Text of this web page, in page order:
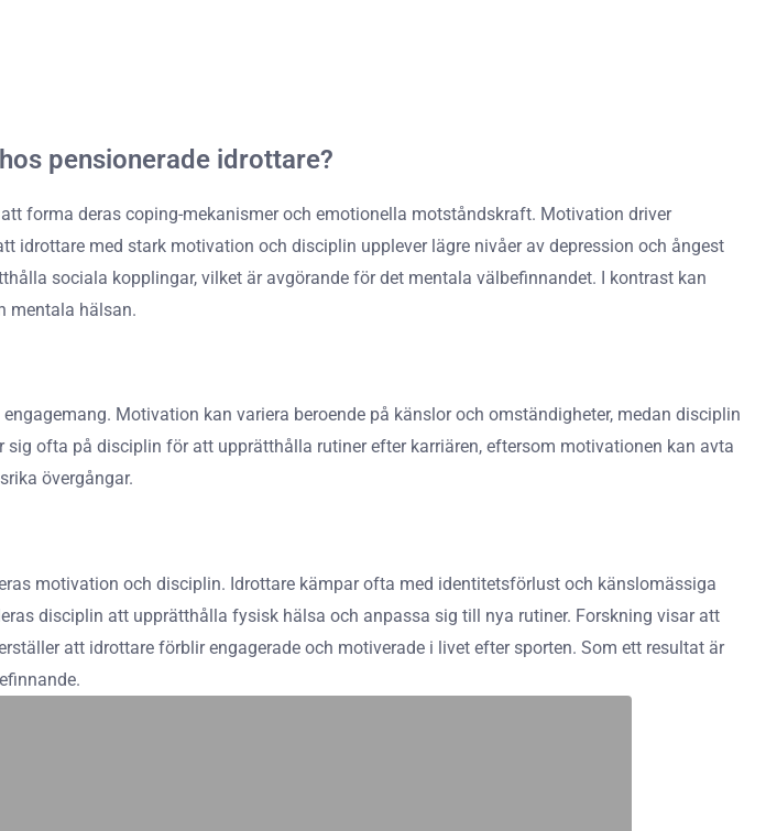
pensionerade idrottare?
forma deras coping-mekanismer och emotionella motståndskraft. Motivation driver
idrottare med stark motivation och disciplin upplever lägre nivåer av depression och ångest
sociala kopplingar, vilket är avgörande för det mentala välbefinnandet. I kontrast kan
mentala hälsan.
Motivation kan variera beroende på känslor och omständigheter, medan disciplin
ofta på disciplin för att upprätthålla rutiner efter karriären, eftersom motivationen kan avta
övergångar.
motivation och disciplin. Idrottare kämpar ofta med identitetsförlust och känslomässiga
disciplin att upprätthålla fysisk hälsa och anpassa sig till nya rutiner. Forskning visar att
att idrottare förblir engagerade och motiverade i livet efter sporten. Som ett resultat är